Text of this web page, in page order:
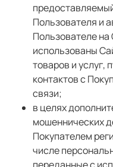
Пользователя и
Пользователе
использованы
товаров и услуг,
контактов с
связи;
в целях
мошеннических
Покупателем
числе